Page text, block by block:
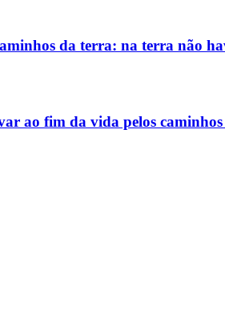
da terra: na terra não
ao fim da vida pelos